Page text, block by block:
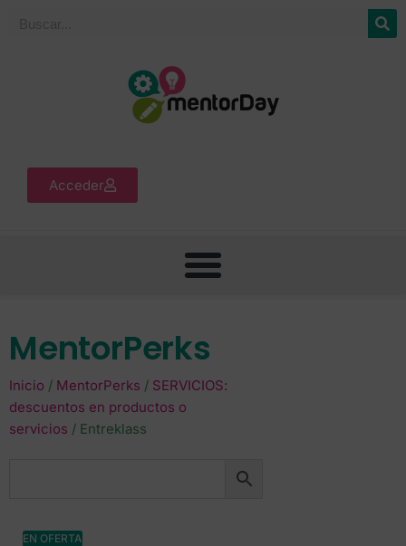
Acceder
MentorPerks
Inicio / MentorPerks / SERVICIOS:
descuentos en productos o
servicios / Entreklass
EN OFERTA